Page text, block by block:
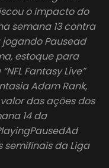
o impacto do
semana 13 contra
jogando Pausead
estoque para
Fantasy Live”
Adam Rank,
das ações dos
14 da
semifinais da Liga